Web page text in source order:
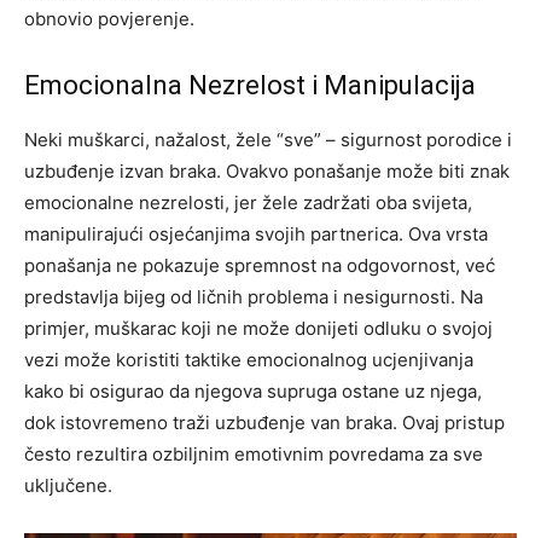
obnovio povjerenje.
Emocionalna Nezrelost i Manipulacija
Neki muškarci, nažalost, žele “sve” – sigurnost porodice i
uzbuđenje izvan braka. Ovakvo ponašanje može biti znak
emocionalne nezrelosti, jer žele zadržati oba svijeta,
manipulirajući osjećanjima svojih partnerica. Ova vrsta
ponašanja ne pokazuje spremnost na odgovornost, već
predstavlja bijeg od ličnih problema i nesigurnosti. Na
primjer, muškarac koji ne može donijeti odluku o svojoj
vezi može koristiti taktike emocionalnog ucjenjivanja
kako bi osigurao da njegova supruga ostane uz njega,
dok istovremeno traži uzbuđenje van braka. Ovaj pristup
često rezultira ozbiljnim emotivnim povredama za sve
uključene.